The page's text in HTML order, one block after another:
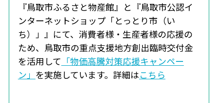
『鳥取市ふるさと物産館』と『鳥取市公認イ
ンターネットショップ「とっとり市（い
ち）」』にて、消費者様・生産者様の応援の
ため、鳥取市の重点支援地方創出臨時交付金
を活用して 「物価高騰対策応援キャンペー
ン」 を実施しています。詳細はこちら